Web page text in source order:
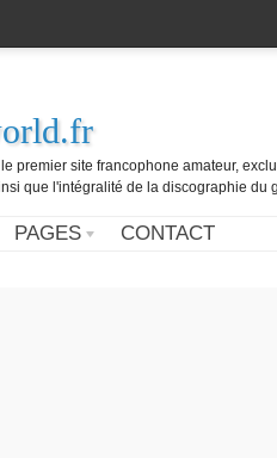
premier site francophone amateur,
que l'intégralité de la discographie du
PAGES CONTACT